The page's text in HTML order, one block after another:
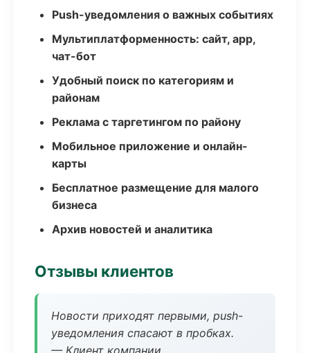
Push-уведомления о важных событиях
Мультиплатформенность: сайт, app,
чат-бот
Удобный поиск по категориям и
районам
Реклама с таргетингом по району
Мобильное приложение и онлайн-
карты
Бесплатное размещение для малого
бизнеса
Архив новостей и аналитика
Отзывы клиентов
Новости приходят первыми, push-
уведомления спасают в пробках.
— Клиент компании